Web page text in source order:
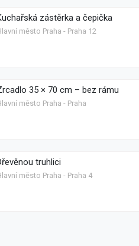
zástěrka a čepička
město Praha - Praha 12
35 × 70 cm – bez rámu
město Praha - Praha
truhlici
město Praha - Praha 4